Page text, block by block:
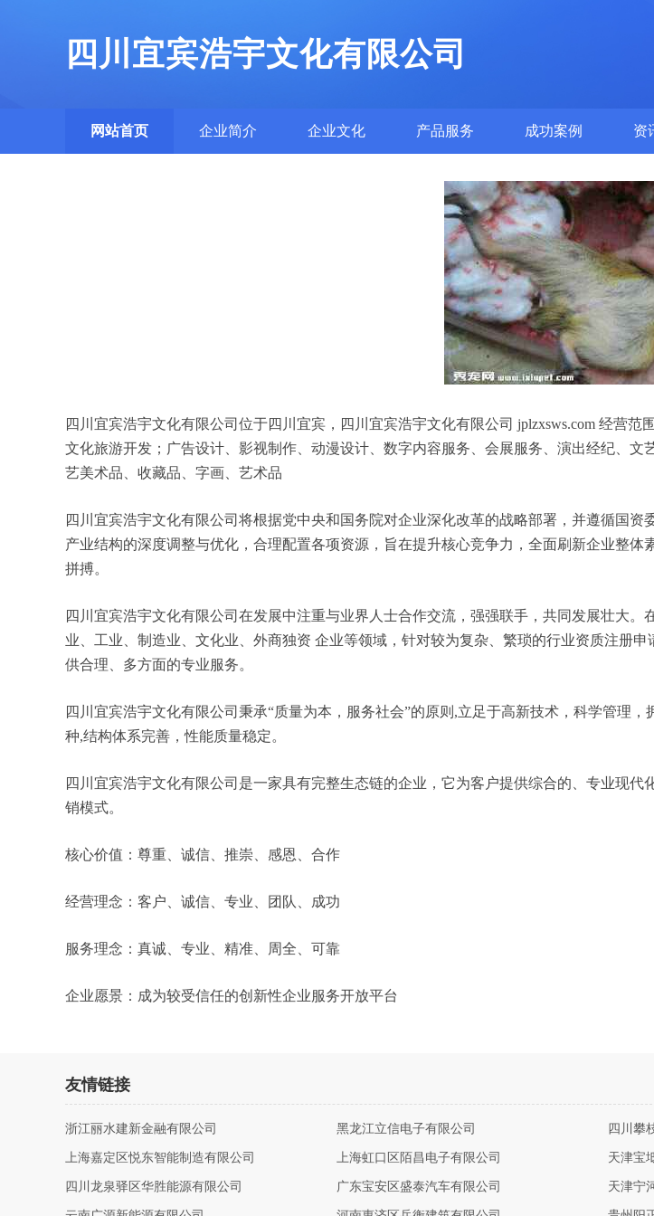
四川宜宾浩宇文化有限公司
网站首页 企业简介 企业文化 产品服务 成功案例 资
四川宜宾浩宇文化有限公司位于四川宜宾，四川宜宾浩宇文化有限公司 jplzxsws.com 经营
文化旅游开发；广告设计、影视制作、动漫设计、数字内容服务、会展服务、演出经纪、
艺美术品、收藏品、字画、艺术品
四川宜宾浩宇文化有限公司将根据党中央和国务院对企业深化改革的战略部署，并遵循国
产业结构的深度调整与优化，合理配置各项资源，旨在提升核心竞争力，全面刷新企业整
拼搏。
四川宜宾浩宇文化有限公司在发展中注重与业界人士合作交流，强强联手，共同发展壮大
业、工业、制造业、文化业、外商独资 企业等领域，针对较为复杂、繁琐的行业资质注册
供合理、多方面的专业服务。
四川宜宾浩宇文化有限公司秉承“质量为本，服务社会”的原则,立足于高新技术，科学管理
种,结构体系完善，性能质量稳定。
四川宜宾浩宇文化有限公司是一家具有完整生态链的企业，它为客户提供综合的、专业现
销模式。
核心价值：尊重、诚信、推崇、感恩、合作
经营理念：客户、诚信、专业、团队、成功
服务理念：真诚、专业、精准、周全、可靠
企业愿景：成为较受信任的创新性企业服务开放平台
友情链接
浙江丽水建新金融有限公司 黑龙江立信电子有限公司 四川攀
上海嘉定区悦东智能制造有限公司 上海虹口区陌昌电子有限公司 天津宝
四川龙泉驿区华胜能源有限公司 广东宝安区盛泰汽车有限公司 天津宁